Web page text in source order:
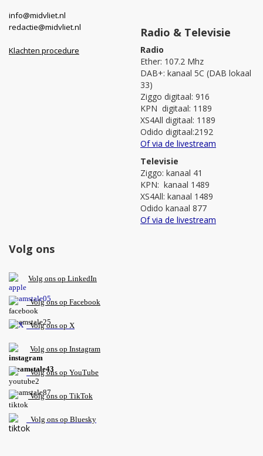
info@midvliet.nl
redactie@midvliet.nl
Klachten procedure
Radio & Televisie
Radio
Ether: 107.2 Mhz
DAB+: kanaal 5C (DAB lokaal
33)
Ziggo digitaal: 916
KPN digitaal: 1189
XS4All digitaal: 1189
Odido digitaal:2192
Of via de livestream
Televisie
Ziggo: kanaal 41
KPN: kanaal 1489
XS4All: kanaal 1489
Odido kanaal 877
Of via de livestream
Volg ons
Volg ons op LinkedIn
Volg ons op Facebook
Volg ons op X
Volg ons op Instagram
Volgons op YouTube
Volg ons op TikTok
Volg ons op Bluesky